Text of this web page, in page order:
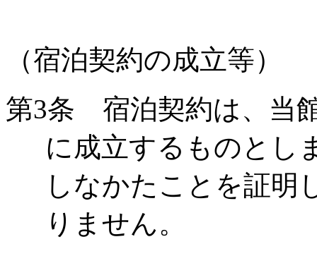
（宿泊契約の成立等）
第3条 宿泊契約は、当
に成立するものとし
しなかたことを証明
りません。